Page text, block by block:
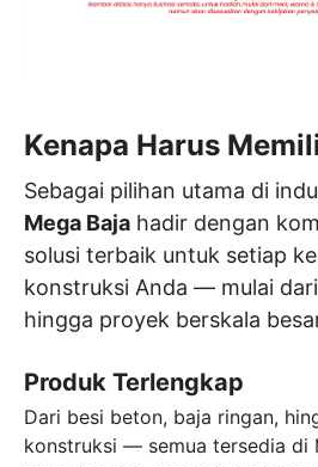
Kenapa Harus
Sebagai pilihan utama di
Mega Baja hadir dengan
solusi terbaik untuk setiap
konstruksi Anda — mulai
hingga proyek berskala
Produk Terlengkap
Dari besi beton, baja ringan,
konstruksi — semua tersedia di